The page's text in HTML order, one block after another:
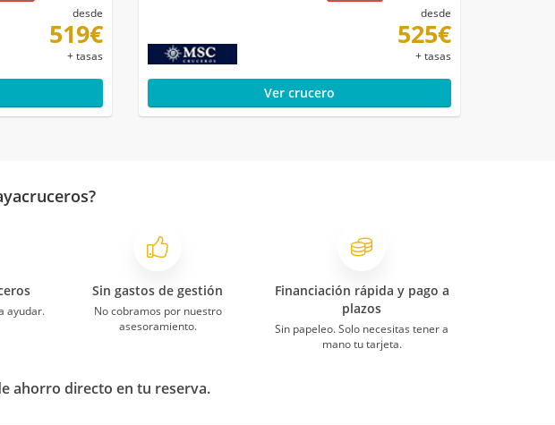
desde
519€
+ tasas
desde
525€
+ tasas
Ver crucero
ayudar.
Sin gastos de gestión
No cobramos por nuestro
asesoramiento.
Financiación rápida y pago a
plazos
Sin papeleo. Solo necesitas tener a
mano tu tarjeta.
ahorro directo en tu reserva.